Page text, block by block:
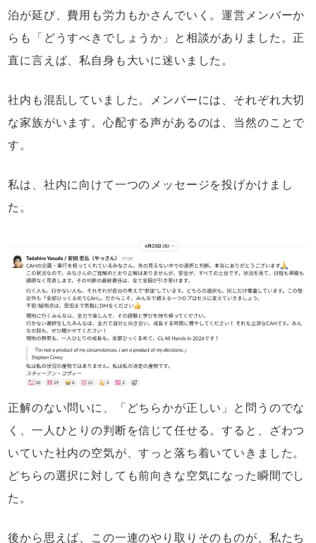
泊が延び、費用も労力もかさんでいく。運営メンバーか
らも「どうすべきでしょうか」と相談がありました。正
直に言えば、私自身も大いに迷いました。
社内も混乱していました。メンバーには、それぞれ大切
な家族がいます。心配する声があるのは、当然のことで
す。
私は、社内に向けて一つのメッセージを投げかけまし
た。
正解のない問いに、「どちらかが正しい」と問うのでな
く、一人ひとりの判断を信じて任せる。すると、ざわつ
いていた社内の空気が、すっと落ち着いていきました。
どちらの選択に対しても前向きな空気になった瞬間でし
た。
後から思えば、この一連のやり取りそのものが、私たち